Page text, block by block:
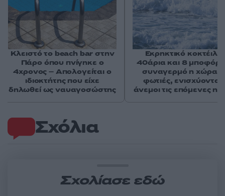
Σχόλια
Σχολίασε εδώ
Κλειστό το beach bar στην
Πάρο όπου πνίγηκε ο
4χρονος – Απολογείται ο
ιδιοκτήτης που είχε
δηλωθεί ως ναυαγοσώστης
Εκρηκτικό κοκτέιλ
40άρια και 8 μποφόρ
συναγερμό η χώρα
φωτιές, ενισχύονται
άνεμοι τις επόμενες